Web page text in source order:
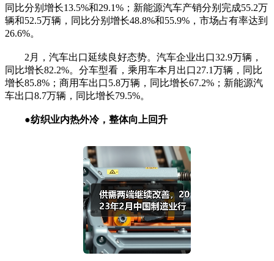
同比分别增长13.5%和29.1%；新能源汽车产销分别完成55.2万
辆和52.5万辆，同比分别增长48.8%和55.9%，市场占有率达到
26.6%。
2月，汽车出口延续良好态势。汽车企业出口32.9万辆，
同比增长82.2%。分车型看，乘用车本月出口27.1万辆，同比
增长85.8%；商用车出口5.8万辆，同比增长67.2%；新能源汽
车出口8.7万辆，同比增长79.5%。
●纺织业内热外冷，整体向上回升